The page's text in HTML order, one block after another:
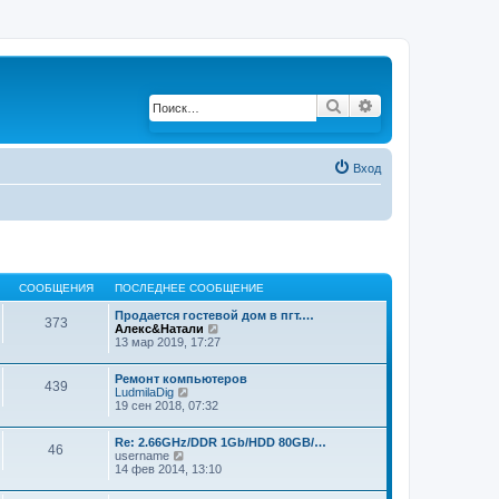
Поиск
Вход
СООБЩЕНИЯ ПОСЛЕДНЕЕ СООБЩЕНИЕ
373
Продается гостевой дом в пгт.…
Алекс&Натали
е
е
й
п
о
с
л
е
13 мар 2019, 17:27
439
Ремонт компьютеров
LudmilaDig
е
е
й
и
19 сен 2018, 07:32
46
Re: 2.66GHz/DDR 1Gb/HDD 80GB/…
username
е
14 фев 2014, 13:10